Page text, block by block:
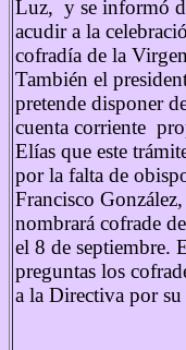
Luz, y se informó
acudir a la
cofradía de la
También el
pretende disponer
cuenta corriente
Elías que este
por la falta de
Francisco
nombrará cofrade
el 8 de septiembre.
preguntas los
a la Directiva por su